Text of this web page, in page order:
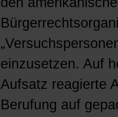
einzusetzen. Auf
Aufsatz reagierte
Berufung auf